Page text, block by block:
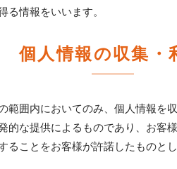
る情報をいいます。
個人情報の収集・
範囲内においてのみ、個人情報を
的な提供によるものであり、お客
ることをお客様が許諾したものとし